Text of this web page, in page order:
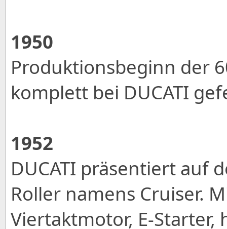
1950
Produktionsbeginn der
komplett bei DUCATI
1952
DUCATI präsentiert auf
Roller namens Cruiser.
Viertaktmotor, E-